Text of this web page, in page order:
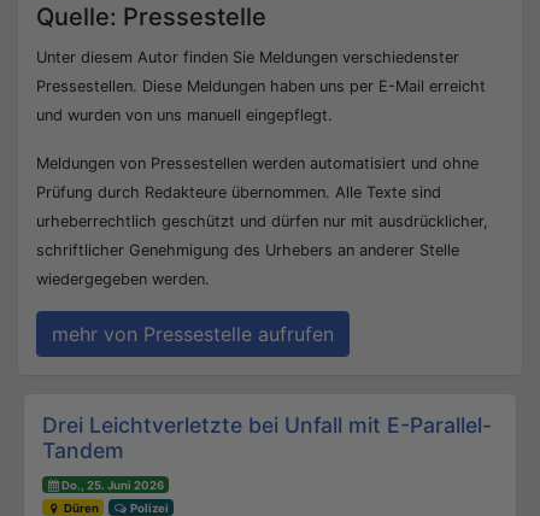
Quelle: Pressestelle
Unter diesem Autor finden Sie Meldungen verschiedenster
Pressestellen. Diese Meldungen haben uns per E-Mail erreicht
und wurden von uns manuell eingepflegt.
Meldungen von Pressestellen werden automatisiert und ohne
Prüfung durch Redakteure übernommen. Alle Texte sind
urheberrechtlich geschützt und dürfen nur mit ausdrücklicher,
schriftlicher Genehmigung des Urhebers an anderer Stelle
wiedergegeben werden.
mehr von Pressestelle aufrufen
Beitrags-Navigation
Drei Leichtverletzte bei Unfall mit E-Parallel-
Tandem
Do., 25. Juni 2026
Düren
Polizei